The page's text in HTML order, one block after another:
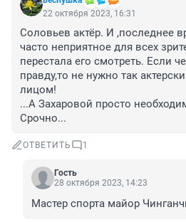
22 октября 2023, 16:31
Соловьев актёр. И ,последнее
часто неприятное для всех
перестала его смотреть. Если
правду,то не нужно так
лицом!
...А Захаровой просто
Срочно...
ОТВЕТИТЬ 1
Гость
28 октября 2023, 14:23
Мастер спорта майор